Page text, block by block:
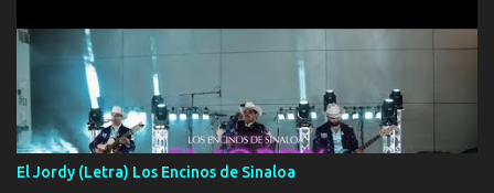
Música Amar me duele estoy rodeado de mujeres pero solo
quieren billetes y yo que solo ocupo verte Recuerdo echábamos
pasión en la troca tus labios besándome yo quitándote la ropa no
quiero que sea nunca con otra yo quiero llevarte a la Luna y si
quieres en ese momento te pido que seas mi esposa Chingada
madre no quiero dejar de tenerte no ayuda la p'uta loquera y al
chile quisiera ser menos de ti dependiente la pinche tristeza me
El Jordy (Letra) Los Encinos de Sinaloa